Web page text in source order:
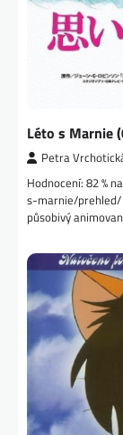
Léto s Marnie
Petra
Hodnocení: 82 %
s-marnie/prehled/
působivý